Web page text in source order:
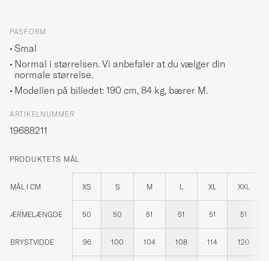
PASFORM
Smal
Normal i størrelsen. Vi anbefaler at du vælger din
normale størrelse.
Modellen på billedet: 190 cm, 84 kg, bærer M.
ARTIKELNUMMER
19688211
PRODUKTETS MÅL
MÅL I CM XS S M L XL XXL
ÆRMELÆNGDE 50 50 51 51 51 51
BRYSTVIDDE 96 100 104 108 114 120